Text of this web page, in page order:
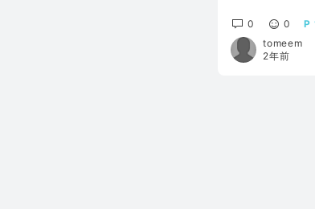
0 0
tomeem
2年前